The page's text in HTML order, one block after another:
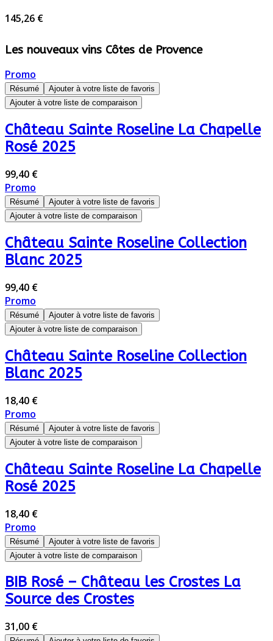
145,26 €
Les nouveaux vins Côtes de Provence
Promo
Résumé
Ajouter à votre liste de favoris
Ajouter à votre liste de comparaison
Château Sainte Roseline La Chapelle
Rosé 2025
99,40 €
Promo
Résumé
Ajouter à votre liste de favoris
Ajouter à votre liste de comparaison
Château Sainte Roseline Collection
Blanc 2025
99,40 €
Promo
Résumé
Ajouter à votre liste de favoris
Ajouter à votre liste de comparaison
Château Sainte Roseline Collection
Blanc 2025
18,40 €
Promo
Résumé
Ajouter à votre liste de favoris
Ajouter à votre liste de comparaison
Château Sainte Roseline La Chapelle
Rosé 2025
18,40 €
Promo
Résumé
Ajouter à votre liste de favoris
Ajouter à votre liste de comparaison
BIB Rosé – Château les Crostes La
Source des Crostes
31,00 €